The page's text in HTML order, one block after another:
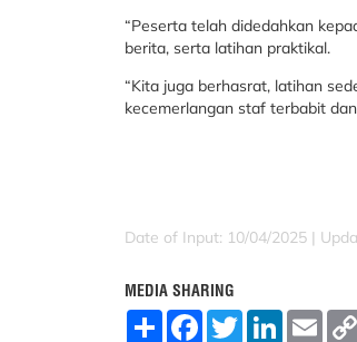
“Peserta telah didedahkan
berita, serta latihan praktikal.
“Kita juga berhasrat, latihan
kecemerlangan staf terbabit
Date of Input: 10/04/2025 |
MEDIA SHARING
S
F
T
w
L
E
m